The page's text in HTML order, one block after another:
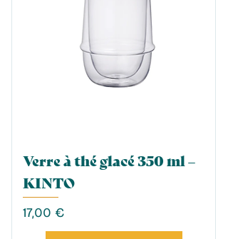
Verre à thé glacé 350 ml –
KINTO
Prix
17,00 €